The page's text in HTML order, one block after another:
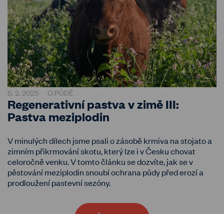
6. 2. 2025 O PŮDĚ
Regenerativní pastva v zimě III:
Pastva meziplodin
V minulých dílech jsme psali o zásobě krmiva na stojato a
zimním přikrmování skotu, který lze i v Česku chovat
celoročně venku. V tomto článku se dozvíte, jak se v
pěstování meziplodin snoubí ochrana půdy před erozí a
prodloužení pastevní sezóny.